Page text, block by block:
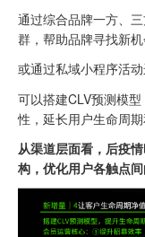
通过综合品牌一方、
群，帮助品牌寻找新机
或通过私域小程序活
可以搭建CLV预测模
性，延长用户生命周期
从渠道层面看，后疫
构，优化用户各触点间